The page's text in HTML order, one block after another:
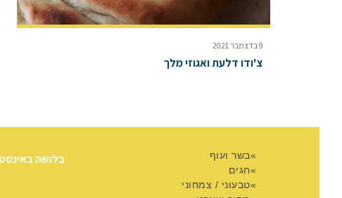
9 בדצמבר 2021
צ'ודו דלעת ואגוזי מלך
בשר ועוף
חגים
טבעוני / צמחוני
בלושה